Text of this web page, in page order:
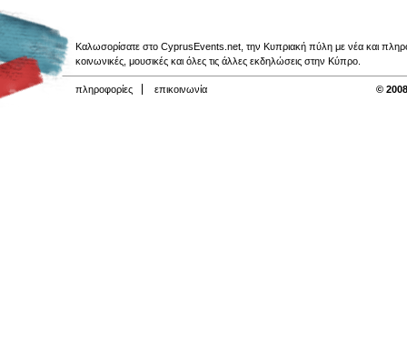
Καλωσορίσατε στο CyprusEvents.net, την Κυπριακή πύλη με νέα και
κοινωνικές, μουσικές και όλες τις άλλες εκδηλώσεις στην Κύπρο.
πληροφορίες επικοινωνία ©